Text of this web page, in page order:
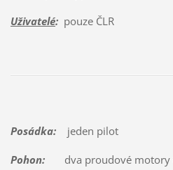
Uživatelé:pouze ČLR
Posádka:jeden pilot
Pohon:dva proudové motory